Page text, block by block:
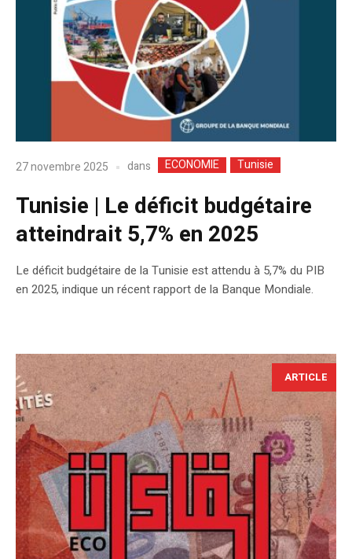
27 novembre 2025 dans ECONOMIE Tunisie
Tunisie | Le déficit budgétaire
atteindrait 5,7% en 2025
Le déficit budgétaire de la Tunisie est attendu à 5,7% du PIB
en 2025, indique un récent rapport de la Banque Mondiale.
ARTICLE